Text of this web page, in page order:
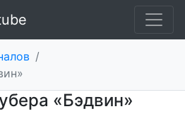
/
«Бэдвин»